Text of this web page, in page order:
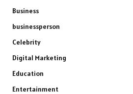
Business
businessperson
Celebrity
Digital Marketing
Education
Entertainment